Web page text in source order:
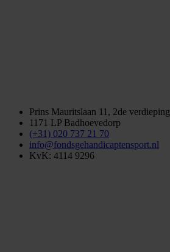
Prins Mauritslaan 11, 2de verdieping
1171 LP Badhoevedorp
(+31) 020 737 21 70
info@fondsgehandicaptensport.nl
KvK: 4114 9296